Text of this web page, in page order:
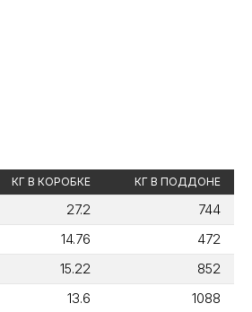
КГ В КОРОБКЕ КГ В ПОДДОНЕ
27.2
744
14.76
472
15.22
852
13.6
1088